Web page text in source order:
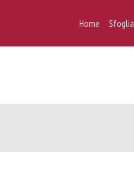
Home Sfoglia